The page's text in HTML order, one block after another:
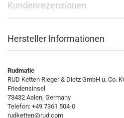
Kundenrezensionen
Hersteller Informationen
Rudmatic
RUD Ketten Rieger & Dietz GmbH u. Co.
Friedensinsel
73432 Aalen, Germany
Telefon: +49 7361 504-0
rudketten@rud.com